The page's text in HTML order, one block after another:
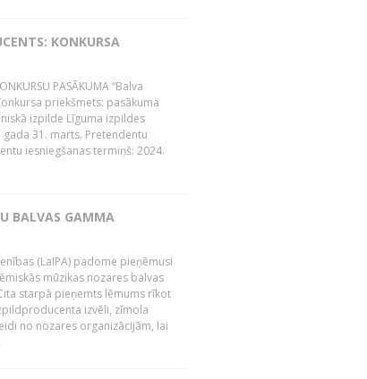
KONKURSA
PASĀKUMA “Balva
priekšmets: pasākuma
izpilde Līguma izpildes
31. marts. Pretendentu
iesniegšanas termiņš: 2024.
BALVAS GAMMA
(LaIPA) padome pieņēmusi
mūzikas nozares balvas
starpā pieņemts lēmums rīkot
izvēli, zīmola
no nozares organizācijām, lai